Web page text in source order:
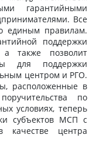
гарантийными
Все
единым правилам.
поддержки
также позволит
для поддержки
центром и РГО.
расположенные в
по
условиях, теперь
субъектов МСП с
качестве центра